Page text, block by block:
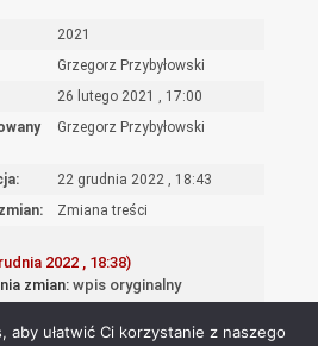
2021
Grzegorz Przybyłowski
26 lutego 2021 , 17:00
Grzegorz Przybyłowski
22 grudnia 2022 , 18:43
Zmiana treści
2022 , 18:38)
zmian: wpis oryginalny
aby ułatwić Ci korzystanie z naszego